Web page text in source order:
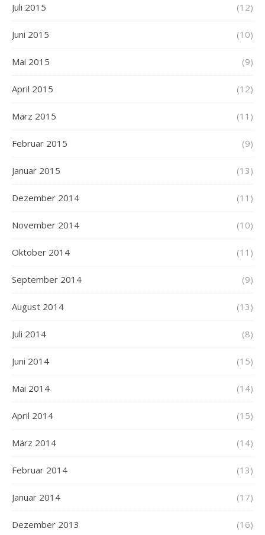
Juli 2015 (12)
Juni 2015 (10)
Mai 2015 (9)
April 2015 (12)
März 2015 (11)
Februar 2015 (9)
Januar 2015 (13)
Dezember 2014 (11)
November 2014 (10)
Oktober 2014 (11)
September 2014 (9)
August 2014 (13)
Juli 2014 (8)
Juni 2014 (15)
Mai 2014 (14)
April 2014 (15)
März 2014 (14)
Februar 2014 (13)
Januar 2014 (17)
Dezember 2013 (16)